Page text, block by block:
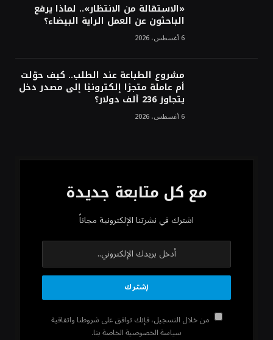
«الاستقالة من الانتظار».. لماذا يرفع
الباحثون عن العمل الراية البيضاء؟
6 أغسطس، 2026
مشروع الطباعة عند الطلب.. كيف حوّلت
أم عاملة متجرًا إلكترونيًا إلى مصدر دخل
يتجاوز 236 ألف دولار؟
6 أغسطس، 2026
مع كل متابعة جديدة
اشترك في نشرتنا الإلكترونية مجاناً
من خلال التسجيل، فإنك توافق على شروطنا واتفاقية
سياسة الخصوصية الخاصة بنا.